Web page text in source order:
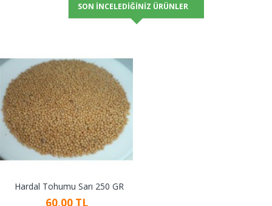
SON İNCELEDIĞINIZ ÜRÜNLER
Hardal Tohumu Sarı 250 GR
60,00 TL